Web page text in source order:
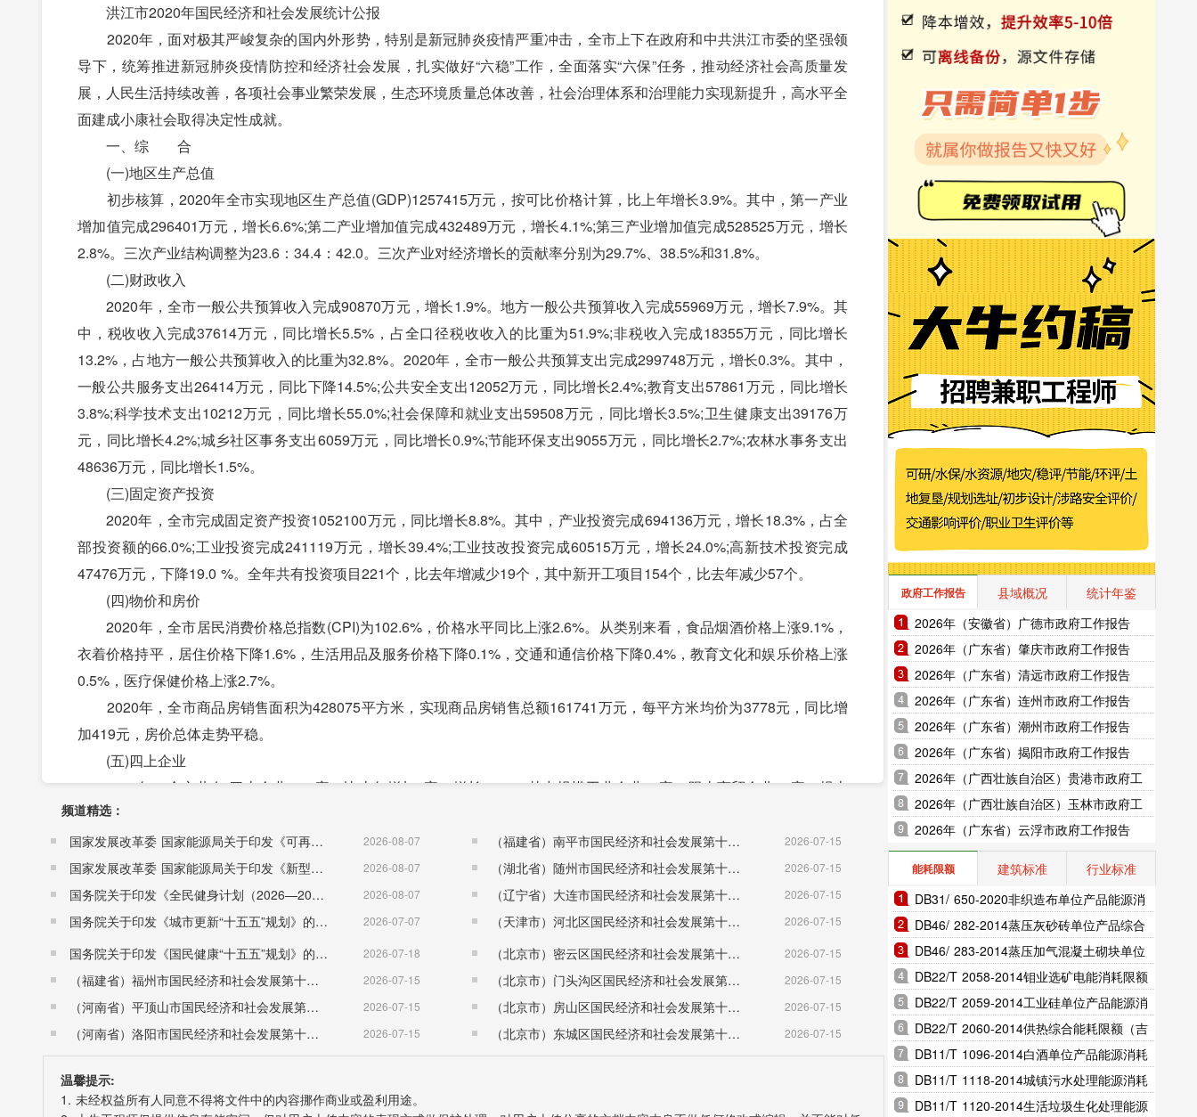
洪江市2020年国民经济和社会发展统计公报
2020年，面对极其严峻复杂的国内外形势，特别是新冠肺炎疫情严重冲击，全市上下在政府和中共洪江市委的坚强领
导下，统筹推进新冠肺炎疫情防控和经济社会发展，扎实做好“六稳”工作，全面落实“六保”任务，推动经济社会高质量发
展，人民生活持续改善，各项社会事业繁荣发展，生态环境质量总体改善，社会治理体系和治理能力实现新提升，高水平全
面建成小康社会取得决定性成就。
一、综 合
(一)地区生产总值
初步核算，2020年全市实现地区生产总值(GDP)1257415万元，按可比价格计算，比上年增长3.9%。其中，第一产业
增加值完成296401万元，增长6.6%;第二产业增加值完成432489万元，增长4.1%;第三产业增加值完成528525万元，增长
2.8%。三次产业结构调整为23.6：34.4：42.0。三次产业对经济增长的贡献率分别为29.7%、38.5%和31.8%。
(二)财政收入
2020年，全市一般公共预算收入完成90870万元，增长1.9%。地方一般公共预算收入完成55969万元，增长7.9%。其
中，税收收入完成37614万元，同比增长5.5%，占全口径税收收入的比重为51.9%;非税收入完成18355万元，同比增长
13.2%，占地方一般公共预算收入的比重为32.8%。2020年，全市一般公共预算支出完成299748万元，增长0.3%。其中，
一般公共服务支出26414万元，同比下降14.5%;公共安全支出12052万元，同比增长2.4%;教育支出57861万元，同比增长
3.8%;科学技术支出10212万元，同比增长55.0%;社会保障和就业支出59508万元，同比增长3.5%;卫生健康支出39176万
元，同比增长4.2%;城乡社区事务支出6059万元，同比增长0.9%;节能环保支出9055万元，同比增长2.7%;农林水事务支出
48636万元，同比增长1.5%。
(三)固定资产投资
2020年，全市完成固定资产投资1052100万元，同比增长8.8%。其中，产业投资完成694136万元，增长18.3%，占全
部投资额的66.0%;工业投资完成241119万元，增长39.4%;工业技改投资完成60515万元，增长24.0%;高新技术投资完成
47476万元，下降19.0 %。全年共有投资项目221个，比去年增减少19个，其中新开工项目154个，比去年减少57个。
(四)物价和房价
2020年，全市居民消费价格总指数(CPI)为102.6%，价格水平同比上涨2.6%。从类别来看，食品烟酒价格上涨9.1%，
衣着价格持平，居住价格下降1.6%，生活用品及服务价格下降0.1%，交通和通信价格下降0.4%，教育文化和娱乐价格上涨
0.5%，医疗保健价格上涨2.7%。
2020年，全市商品房销售面积为428075平方米，实现商品房销售总额161741万元，每平方米均价为3778元，同比增
加419元，房价总体走势平稳。
(五)四上企业
2020年，全市共有“四上企业”148家，比上年增加4家，增长2.8%。其中规模工业企业55家，限上商贸企业37家，规上
服务业企业22家，资质建筑业企业8家，房地产开发企业26家。
二、人民生活和民生事业
(一)居民收入
2020年，全市全体居民人均可支配收入18815元，比上年增长6.6%。其中，城镇居民人均可支配收入27260 元，增长
4.3 %;农村居民人均可支配收入13479元，增长 9.6 %。从收入构成看，城镇居民人均工资性收入14175元，增长6.9%;农村
居民人均工资性收入5642元，增长5.9%;农村居民人均经营收入5043元，同比增长17.7%。
(二)劳动就业
2020年，新增城镇就业4644人，失业人员再就业1700人，新增农村劳动力转移就业4373人，稳定就业扶贫特岗1238
个，全市城镇登记失业率为1.67%。全年通过公共就业基层平台发布各类用工信息1456条，提供政策咨询5000余人次，提
供就业指导、职业介绍2200人次，实现劳动力转移就业省内就业18818人，省外就业33082人。
(三)安居工程建设
2020年，我市棚户区改造任务65户，其中实物安置65户，项目开工率达100%。完成农村危房改造246户，开工率和竣
频道精选：
国家发展改革委 国家能源局关于印发《可再生能源发展“十五五”规划》的通知 （发改能源〔2026〕1067号）
2026-08-07
国家发展改革委 国家能源局关于印发《新型电力系统建设“十五五”规划》的通知​ （发改能源〔2026〕942号） 2026-08-07
国务院关于印发《全民健身计划（2026—2030年）》的通知 （国发〔2026〕26号） 2026-08-07
国务院关于印发《城市更新“十五五”规划》的通知（国发〔2026〕12号） 2026-07-07
国务院关于印发《国民健康“十五五”规划》的通知 （国发〔2026〕23号） 2026-07-18
（福建省）福州市国民经济和社会发展第十五个五年规划纲要 2026-07-15
（河南省）平顶山市国民经济和社会发展第十五个五年规划纲要 2026-07-15
（河南省）洛阳市国民经济和社会发展第十五个五年规划纲要 2026-07-15
（福建省）南平市国民经济和社会发展第十五个五年规划纲要 2026-07-15
（湖北省）随州市国民经济和社会发展第十五个五年规划纲要 2026-07-15
（辽宁省）大连市国民经济和社会发展第十五个五年规划纲要 2026-07-15
（天津市）河北区国民经济和社会发展第十五个五年规划纲要 2026-07-15
（北京市）密云区国民经济和社会发展第十五个五年规划纲要 2026-07-15
（北京市）门头沟区国民经济和社会发展第十五个五年规划纲要 2026-07-15
（北京市）房山区国民经济和社会发展第十五个五年规划纲要 2026-07-15
（北京市）东城区国民经济和社会发展第十五个五年规划纲要 2026-07-15
温馨提示:
1. 未经权益所有人同意不得将文件中的内容挪作商业或盈利用途。
政府工作报告 县域概况
统计年鉴
2026年（安徽省）广德市政府工作报告
2026年（广东省）肇庆市政府工作报告
2026年（广东省）清远市政府工作报告
2026年（广东省）连州市政府工作报告
2026年（广东省）潮州市政府工作报告
2026年（广东省）揭阳市政府工作报告
2026年（广西壮族自治区）贵港市政府工
作报告
2026年（广西壮族自治区）玉林市政府工
作报告
2026年（广东省）云浮市政府工作报告
能耗限额 建筑标准
行业标准
DB31/ 650-2020非织造布单位产品能源消
耗限额（上海市地方标准）
DB46/ 282-2014蒸压灰砂砖单位产品综合
能耗和电耗限额（海南省地方标准）
DB46/ 283-2014蒸压加气混凝土砌块单位
产品综合能耗和电耗限额（海南省地方标
准）
DB22/T 2058-2014钼业选矿电能消耗限额
（吉林省地方标准）
DB22/T 2059-2014工业硅单位产品能源消
耗限额（吉林省地方标准）
DB22/T 2060-2014供热综合能耗限额（吉
林省地方标准）
DB11/T 1096-2014白酒单位产品能源消耗
限额（北京市地方标准）
DB11/T 1118-2014城镇污水处理能源消耗
限额（北京市地方标准）
DB11/T 1120-2014生活垃圾生化处理能源